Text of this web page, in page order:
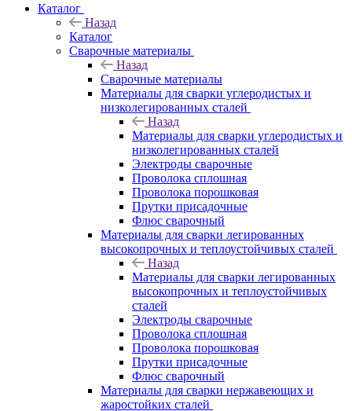
Каталог
Назад
Каталог
Сварочные материалы
Назад
Сварочные материалы
Материалы для сварки углеродистых и
низколегированных сталей
Назад
Материалы для сварки углеродистых и
низколегированных сталей
Электроды сварочные
Проволока сплошная
Проволока порошковая
Прутки присадочные
Флюс сварочный
Материалы для сварки легированных
высокопрочных и теплоустойчивых сталей
Назад
Материалы для сварки легированных
высокопрочных и теплоустойчивых
сталей
Электроды сварочные
Проволока сплошная
Проволока порошковая
Прутки присадочные
Флюс сварочный
Материалы для сварки нержавеющих и
жаростойких сталей